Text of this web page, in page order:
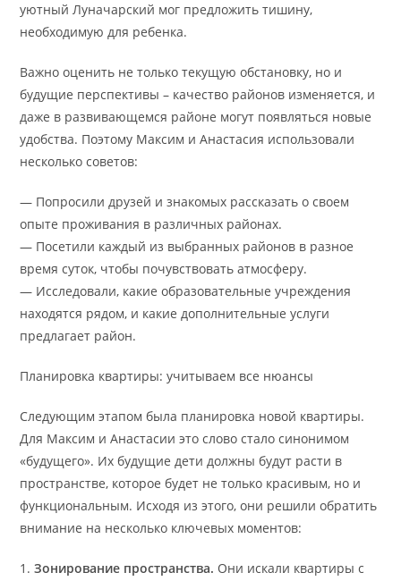
уютный Луначарский мог предложить тишину,
необходимую для ребенка.
Важно оценить не только текущую обстановку, но и
будущие перспективы – качество районов изменяется, и
даже в развивающемся районе могут появляться новые
удобства. Поэтому Максим и Анастасия использовали
несколько советов:
— Попросили друзей и знакомых рассказать о своем
опыте проживания в различных районах.
— Посетили каждый из выбранных районов в разное
время суток, чтобы почувствовать атмосферу.
— Исследовали, какие образовательные учреждения
находятся рядом, и какие дополнительные услуги
предлагает район.
Планировка квартиры: учитываем все нюансы
Следующим этапом была планировка новой квартиры.
Для Максим и Анастасии это слово стало синонимом
«будущего». Их будущие дети должны будут расти в
пространстве, которое будет не только красивым, но и
функциональным. Исходя из этого, они решили обратить
внимание на несколько ключевых моментов:
1.Зонирование пространства. Они искали квартиры с